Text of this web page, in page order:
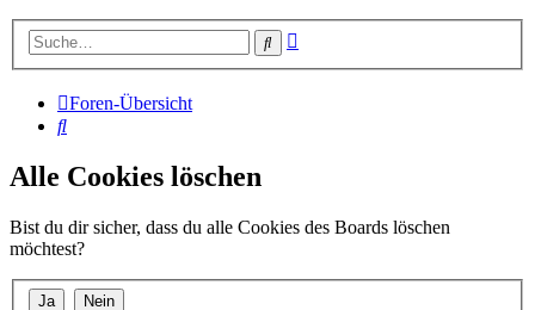
Suche
Foren-Übersicht
Suche
Alle Cookies löschen
Bist du dir sicher, dass du alle Cookies des Boards löschen
möchtest?